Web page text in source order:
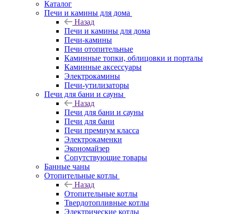
Каталог
Печи и камины для дома
Назад
Печи и камины для дома
Печи-камины
Печи отопительные
Каминные топки, облицовки и порталы
Каминные аксессуары
Электрокамины
Печи-утилизаторы
Печи для бани и сауны
Назад
Печи для бани и сауны
Печи для бани
Печи премиум класса
Электрокаменки
Экономайзер
Сопутствующие товары
Банные чаны
Отопительные котлы
Назад
Отопительные котлы
Твердотопливные котлы
Электрические котлы